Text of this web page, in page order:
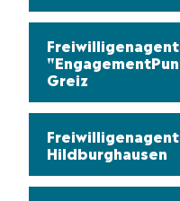
Greiz
Hildburghausen